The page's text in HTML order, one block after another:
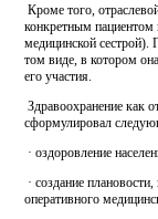
Кроме того,
конкретным
медицинской сестрой).
том виде, в котором
его участия.
Здравоохранение как
сформулировал
· оздоровление
· создание
оперативного